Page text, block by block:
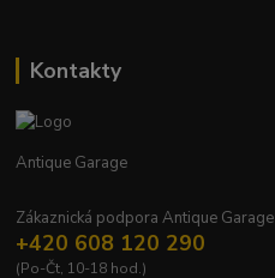
Kontakty
Antique Garage
Zákaznická podpora Antique Garage
+420 608 120 290
(Po-Čt, 10-18 hod.)